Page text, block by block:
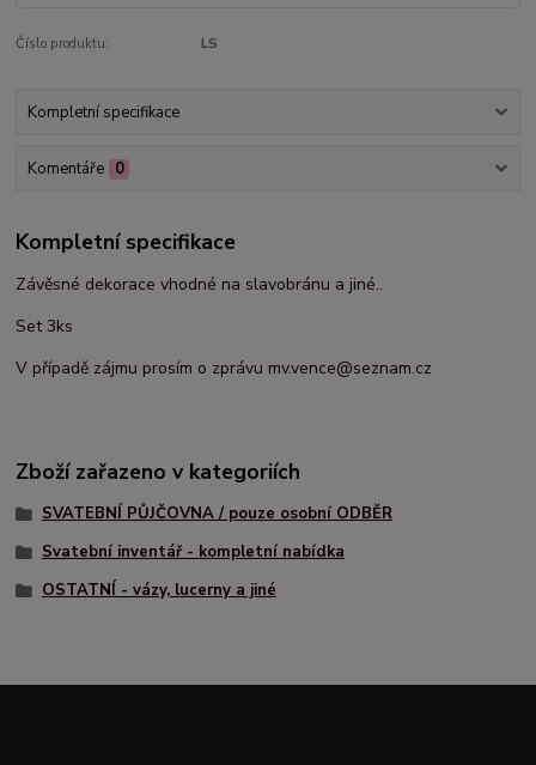
Číslo produktu: LS
Kompletní specifikace
Komentáře 0
Kompletní specifikace
Závěsné dekorace vhodné na slavobránu a jiné..
Set 3ks
V případě zájmu prosím o zprávu mv.vence@seznam.cz
Zboží zařazeno v kategoriích
SVATEBNÍ PŮJČOVNA / pouze osobní ODBĚR
Svatební inventář - kompletní nabídka
OSTATNÍ - vázy, lucerny a jiné